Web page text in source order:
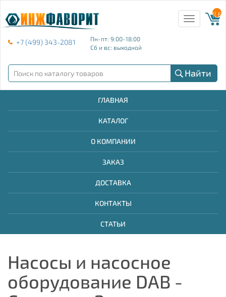
+7 (499) 343-2081
Пн-пт: 9:00-18:00
Сб и вс: выходной
Toggle
navigation
{{
Найти
ГЛАВНАЯ
КАТАЛОГ
О КОМПАНИИ
ЗАКАЗ
ДОСТАВКА
КОНТАКТЫ
СТАТЬИ
Насосы и насосное
оборудование DAB -